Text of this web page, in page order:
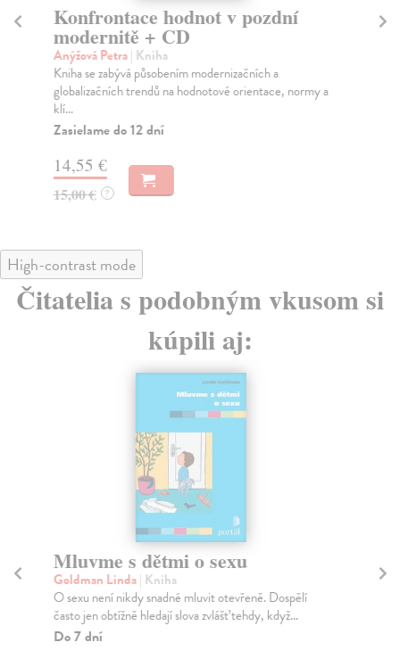
Konfrontace hodnot v pozdní
modernitě + CD
Anýžová Petra| Kniha
Kniha se zabývá působením modernizačních a
globalizačních trendů na hodnotové orientace, normy a
klí...
Zasielame do 12 dní
14,55 €
15,00 € ?
High-contrast mode
Čitatelia s podobným vkusom si
kúpili aj:
Mluvme s dětmi o sexu
Goldman Linda| Kniha
O sexu není nikdy snadné mluvit otevřeně. Dospělí
často jen obtížně hledají slova zvlášť tehdy, když...
Do 7 dní